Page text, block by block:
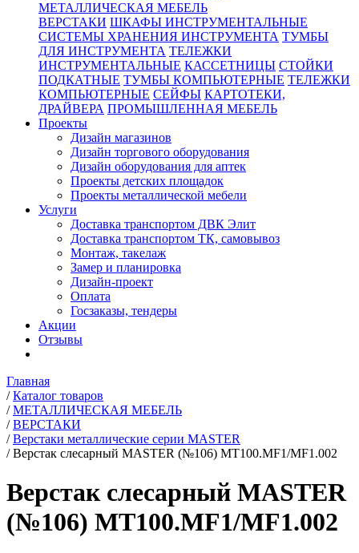
МЕТАЛЛИЧЕСКАЯ МЕБЕЛЬ
ВЕРСТАКИ ШКАФЫ ИНСТРУМЕНТАЛЬНЫЕ
СИСТЕМЫ ХРАНЕНИЯ ИНСТРУМЕНТА ТУМБЫ
ДЛЯ ИНСТРУМЕНТА ТЕЛЕЖКИ
ИНСТРУМЕНТАЛЬНЫЕ КАССЕТНИЦЫ СТОЙКИ
ПОДКАТНЫЕ ТУМБЫ КОМПЬЮТЕРНЫЕ ТЕЛЕЖКИ
КОМПЬЮТЕРНЫЕ СЕЙФЫ КАРТОТЕКИ,
ДРАЙВЕРА ПРОМЫШЛЕННАЯ МЕБЕЛЬ
Проекты
Дизайн магазинов
Дизайн торгового оборудования
Дизайн оборудования для аптек
Проекты детских площадок
Проекты металлической мебели
Услуги
Доставка транспортом ДВК Элит
Доставка транспортом ТК, самовывоз
Монтаж, такелаж
Замер и планировка
Дизайн-проект
Оплата
Госзаказы, тендеры
Акции
Отзывы
Главная
/ Каталог товаров
/ МЕТАЛЛИЧЕСКАЯ МЕБЕЛЬ
/ ВЕРСТАКИ
/ Верстаки металлические серии MASTER
/ Верстак слесарный MASTER (№106) MT100.MF1/MF1.002
Верстак слесарный MASTER
(№106) MT100.MF1/MF1.002